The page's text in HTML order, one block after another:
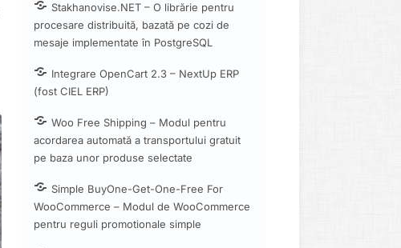
Stakhanovise.NET – O librărie pentru
procesare distribuită, bazată pe cozi de
mesaje implementate în PostgreSQL
Integrare OpenCart 2.3 – NextUp ERP
(fost CIEL ERP)
Woo Free Shipping – Modul pentru
acordarea automată a transportului gratuit
pe baza unor produse selectate
Simple BuyOne-Get-One-Free For
WooCommerce – Modul de WooCommerce
pentru reguli promotionale simple